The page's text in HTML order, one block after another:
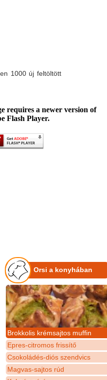
1000 új feltöltött
requires a newer version of
Flash Player.
Orsi a konyhában
Brokkolis krémsajtos muffin
Epres-citromos frissítő
Csokoládés-diós szendvics
Magvas-sajtos rúd